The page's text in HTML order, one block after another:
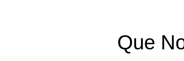
Que